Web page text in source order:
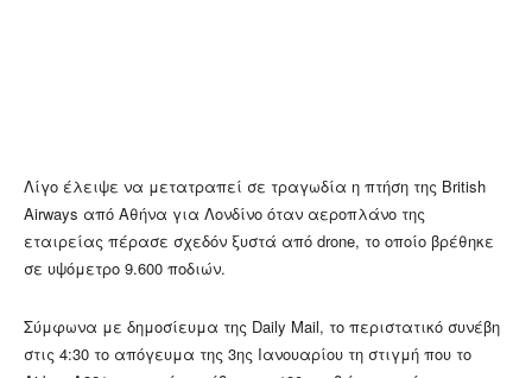
Λίγο έλειψε να μετατραπεί σε τραγωδία η πτήση της British
Airways από Αθήνα για Λονδίνο όταν αεροπλάνο της
εταιρείας πέρασε σχεδόν ξυστά από drone, το οποίο βρέθηκε
σε υψόμετρο 9.600 ποδιών.
Σύμφωνα με δημοσίευμα της Daily Mail, το περιστατικό συνέβη
στις 4:30 το απόγευμα της 3ης Ιανουαρίου τη στιγμή που το